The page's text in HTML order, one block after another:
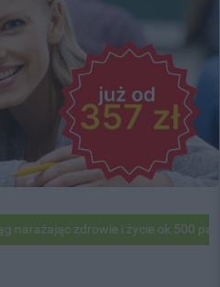
zdrowie i życie ok 500